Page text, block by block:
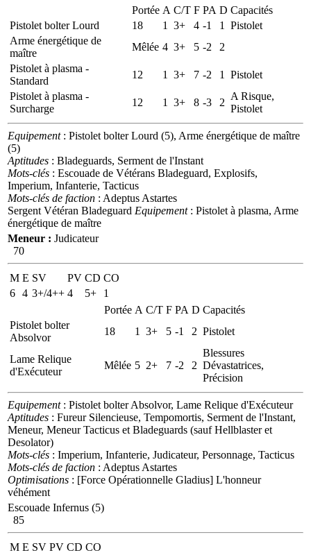
Portée A C/T F PA D Capacités
Pistolet bolter Lourd
18 1 3+ 4 -1 1
Pistolet
Arme énergétique de
maître
Mêlée 4 3+ 5 -2
2
Pistolet à plasma -
Standard
12 1 3+ 7 -2 1
Pistolet
Pistolet à plasma -
Surcharge
12 1 3+ 8 -3 2
A Risque,
Pistolet
Equipement: Pistolet bolter Lourd (5), Arme énergétique de maître
(5)
Aptitudes : Bladeguards, Serment de l'Instant
Mots-clés : Escouade de Vétérans Bladeguard, Explosifs,
Imperium, Infanterie, Tacticus
Mots-clés de faction : Adeptus Astartes
Sergent Vétéran Bladeguard Equipement: Pistolet à plasma, Arme
énergétique de maître
Meneur : Judicateur
70
M E SV PV CD CO
6 4 3+/4++ 4 5+
1
Portée A C/T F PA D Capacités
Pistolet bolter
Absolvor
18 1 3+ 5 -1 2 Pistolet
Lame Relique
d'Exécuteur
Mêlée 5 2+ 7 -2 2
Blessures
Dévastatrices,
Précision
Equipement: Pistolet bolter Absolvor, Lame Relique d'Exécuteur
Aptitudes : Fureur Silencieuse, Tempomortis, Serment de l'Instant,
Meneur, Meneur Tacticus et Bladeguards (sauf Hellblaster et
Desolator)
Mots-clés : Imperium, Infanterie, Judicateur, Personnage, Tacticus
Mots-clés de faction : Adeptus Astartes
Optimisations : [Force Opérationnelle Gladius] L'honneur
véhément
Escouade Infernus (5)
85
M E SV PV CD CO